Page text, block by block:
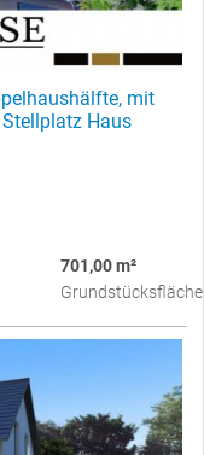
mit
Haus
701,00 m²
Grundstücksfläche